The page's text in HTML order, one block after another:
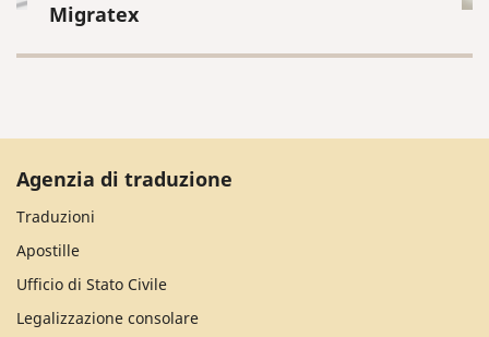
Migratex
Agenzia di traduzione
Traduzioni
Apostille
Ufficio di Stato Civile
Legalizzazione consolare